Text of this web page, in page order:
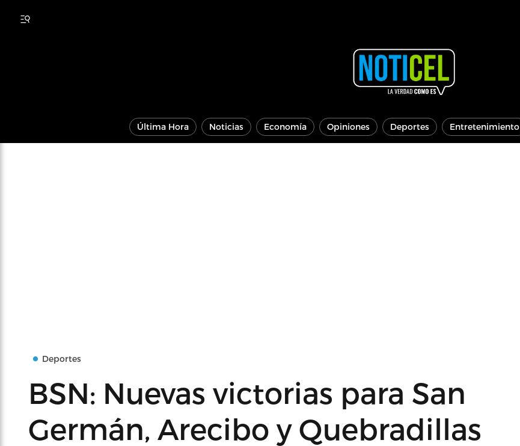
Última Hora Noticias Economía Opiniones Deportes Entretenimiento
Deportes
BSN: Nuevas victorias para San
Germán, Arecibo y Quebradillas